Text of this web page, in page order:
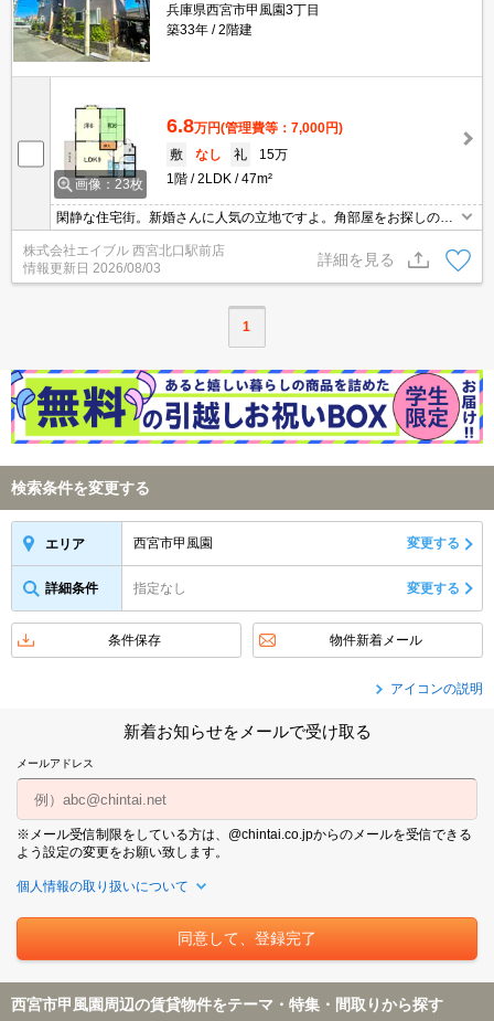
兵庫県西宮市甲風園3丁目
築33年
2階建
画像：23枚
6.8万円(管理費等：7,000円)
敷
なし 礼
15万
1階
2LDK 47m²
閑静な住宅街。新婚さんに人気の立地ですよ。角部屋をお探しの方
好。現地待ち合わせ、物件ご案内可能。オンライン内見相談可。
株式会社エイブル 西宮北口駅前店
情報更新日 2026/08/03
詳細を見る
1
検索条件を変更する
エリア 西宮市甲風園 変更する
詳細条件 指定なし 変更する
条件保存 物件新着メール
アイコンの説明
新着お知らせをメールで受け取る
メールアドレス
※メール受信制限をしている方は、@chintai.co.jpからのメールを受信できる
よう設定の変更をお願い致します。
個人情報の取り扱いについて
西宮市甲風園周辺の賃貸物件をテーマ・特集・間取りから探す